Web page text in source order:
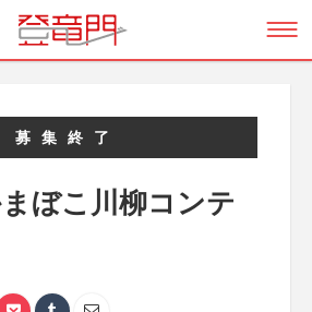
募集終了
ぼこ川柳コンテ